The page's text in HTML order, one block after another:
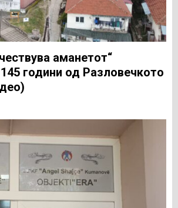
аманетот“
години од Разловечкото